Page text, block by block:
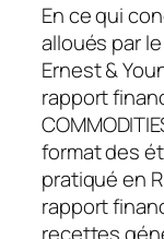
En ce qui
alloués par
Ernest &
rapport
format des
pratiqué en
rapport